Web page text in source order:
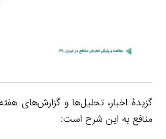
گزیدۀ اخبار، تحلیل‌ها و گزارش‌های
منافع به این شرح است: